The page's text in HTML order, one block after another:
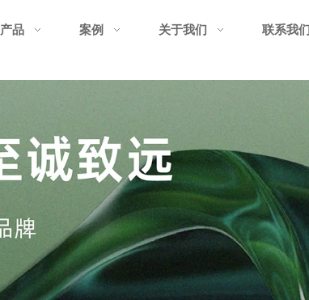
产品 案例 关于我们 联系我